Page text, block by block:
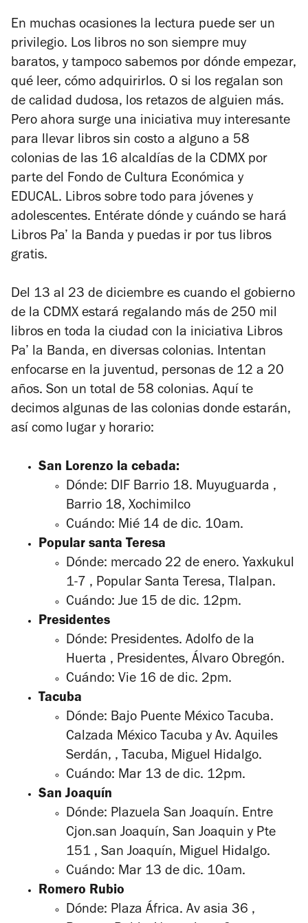
En muchas ocasiones la lectura puede ser un
privilegio. Los libros no son siempre muy
baratos, y tampoco sabemos por dónde empezar,
qué leer, cómo adquirirlos. O si los regalan son
de calidad dudosa, los retazos de alguien más.
Pero ahora surge una iniciativa muy interesante
para llevar libros sin costo a alguno a 58
colonias de las 16 alcaldías de la CDMX por
parte del Fondo de Cultura Económica y
EDUCAL. Libros sobre todo para jóvenes y
adolescentes. Entérate dónde y cuándo se hará
Libros Pa’ la Banda y puedas ir por tus libros
gratis.
Del 13 al 23 de diciembre es cuando el gobierno
de la CDMX estará regalando más de 250 mil
libros en toda la ciudad con la iniciativa Libros
Pa’ la Banda, en diversas colonias. Intentan
enfocarse en la juventud, personas de 12 a 20
años. Son un total de 58 colonias. Aquí te
decimos algunas de las colonias donde estarán,
así como lugar y horario:
San Lorenzo la cebada:
Dónde: DIF Barrio 18. Muyuguarda ,
Barrio 18, Xochimilco
Cuándo: Mié 14 de dic. 10am.
Popular santa Teresa
Dónde: mercado 22 de enero. Yaxkukul
1-7 , Popular Santa Teresa, Tlalpan.
Cuándo: Jue 15 de dic. 12pm.
Presidentes
Dónde: Presidentes. Adolfo de la
Huerta , Presidentes, Álvaro Obregón.
Cuándo: Vie 16 de dic. 2pm.
Tacuba
Dónde: Bajo Puente México Tacuba.
Calzada México Tacuba y Av. Aquiles
Serdán, , Tacuba, Miguel Hidalgo.
Cuándo: Mar 13 de dic. 12pm.
San Joaquín
Dónde: Plazuela San Joaquín. Entre
Cjon.san Joaquín, San Joaquin y Pte
151 , San Joaquín, Miguel Hidalgo.
Cuándo: Mar 13 de dic. 10am.
Romero Rubio
Dónde: Plaza África. Av asia 36 ,